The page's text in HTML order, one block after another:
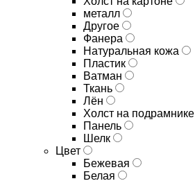
металл
Другое
Фанера
Натуральная кожа
Пластик
Ватман
Ткань
Лён
Холст на подрамнике
Панель
Шелк
Цвет
Бежевая
Белая